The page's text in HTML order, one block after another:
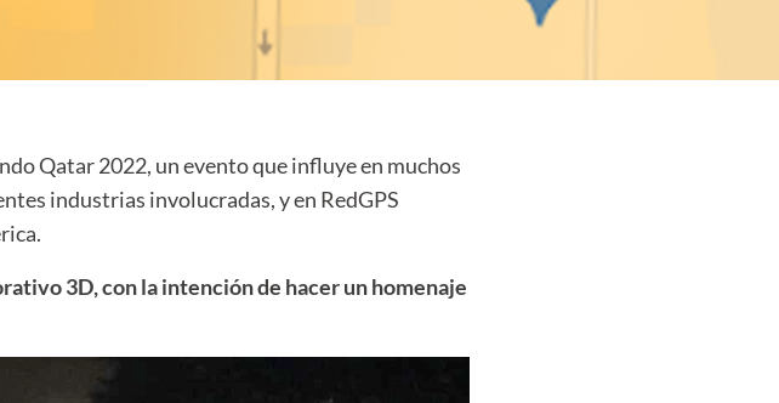
Qatar 2022, un evento que influye en muchos
industrias involucradas, y en RedGPS
3D, con la intención de hacer un homenaje